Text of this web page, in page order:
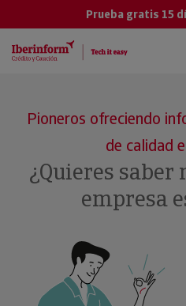
Prueba gratis 15
Pioneros ofreciendo
de calidad
¿Quieres saber
empresa